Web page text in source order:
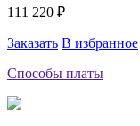
111 220 ₽
Заказать В избранное
Способы платы